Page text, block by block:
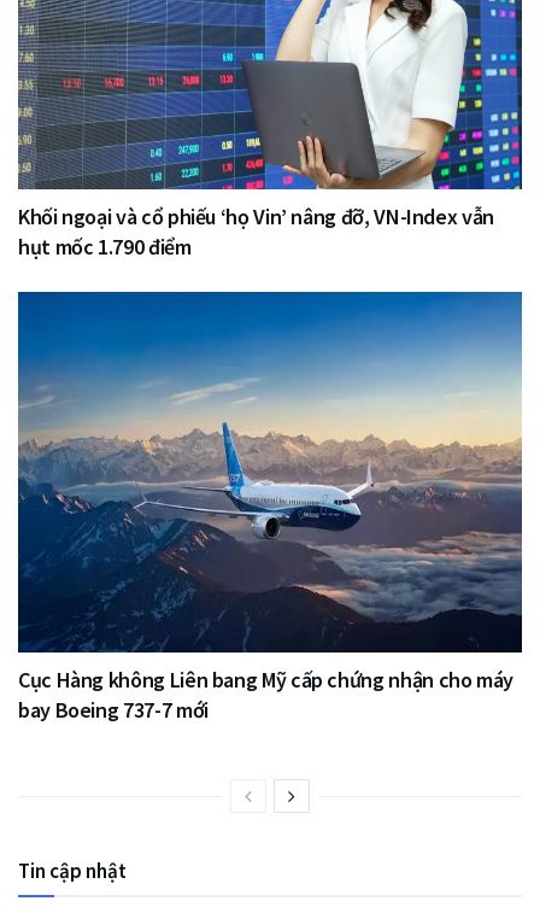
Khối ngoại và cổ phiếu ‘họ Vin’ nâng đỡ, VN-Index vẫn
hụt mốc 1.790 điểm
Cục Hàng không Liên bang Mỹ cấp chứng nhận cho máy
bay Boeing 737-7 mới
Tin cập nhật